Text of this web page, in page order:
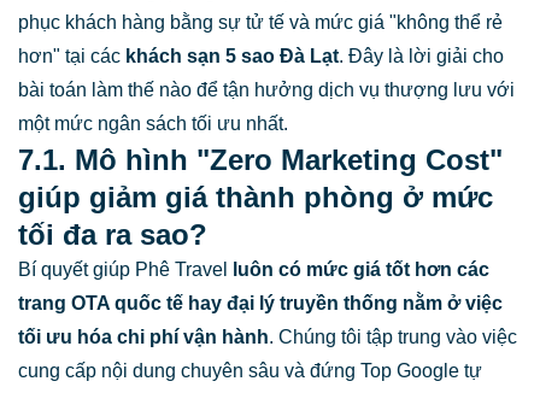
phục khách hàng bằng sự tử tế và mức giá "không thể rẻ
hơn" tại các khách sạn 5 sao Đà Lạt. Đây là lời giải cho
bài toán làm thế nào để tận hưởng dịch vụ thượng lưu với
một mức ngân sách tối ưu nhất.
7.1. Mô hình "Zero Marketing Cost"
giúp giảm giá thành phòng ở mức
tối đa ra sao?
Bí quyết giúp Phê Travel
luôn có mức giá tốt hơn các
trang OTA quốc tế hay đại lý truyền thống nằm ở việc
tối ưu hóa chi phí vận hành. Chúng tôi tập trung vào việc
cung cấp nội dung chuyên sâu và đứng Top Google tự